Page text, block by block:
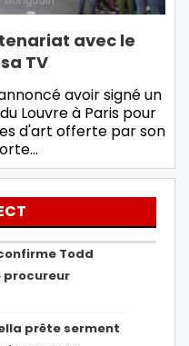
avec le
TV
avoir signé un
Louvre à Paris pour
d'art offerte par son
Todd
procureur
prête serment